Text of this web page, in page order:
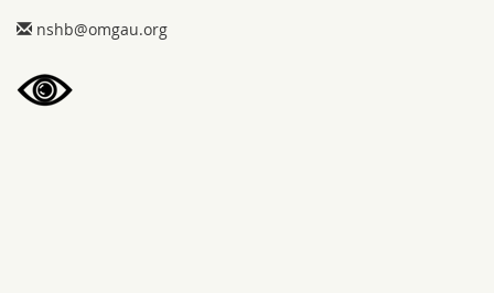
gro.uagmo@bhsn